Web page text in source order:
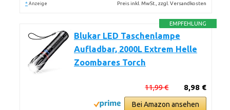
* Anzeige Preis inkl. MwSt., zzgl. Versandkosten
EMPFEHLUNG
Blukar LED Taschenlampe
Aufladbar, 2000L Extrem Helle
Zoombares Torch
8,98 €
11,99 €
Bei Amazon ansehen